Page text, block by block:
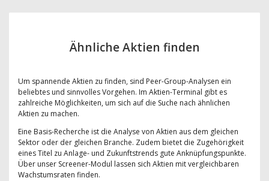
Ähnliche Aktien finden
Um spannende Aktien zu finden, sind Peer-Group-Analysen ein
beliebtes und sinnvolles Vorgehen. Im Aktien-Terminal gibt es
zahlreiche Möglichkeiten, um sich auf die Suche nach ähnlichen
Aktien zu machen.
Eine Basis-Recherche ist die Analyse von Aktien aus dem gleichen
Sektor oder der gleichen Branche. Zudem bietet die Zugehörigkeit
eines Titel zu Anlage- und Zukunftstrends gute Anknüpfungspunkte.
Über unser Screener-Modul lassen sich Aktien mit vergleichbaren
Wachstumsraten finden.